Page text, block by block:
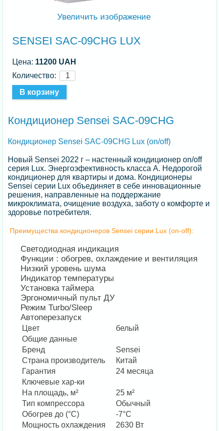
Увеличить изображение
SENSEI SAC-09CHG LUX
Цена: 11200 UAH
Количество:
Кондиционер Sensei SAC-09CHG
Кондиционер Sensei SAC-09CHG Lux (on/off)
Новый Sensei 2022 г – настенный кондиционер on/off
серия Lux. Энергоэфективность класса А. Недорогой
кондиционер для квартиры и дома. Кондиционеры
Sensei серии Lux объединяет в себе инновационные
решения, направленные на поддержание
микроклимата, очищение воздуха, заботу о комфорте и
здоровье потребителя.
Преимущества кондиционеров Sensei серии Lux (on-off):
Светодиодная индикация
Функции : обогрев, охлаждение и вентиляция
Низкий уровень шума
Индикатор температуры
Установка таймера
Эргономичный пульт ДУ
Режим Turbo/Sleep
Автоперезапуск
Цвет
белый
Общие данные
Бренд
Sensei
Страна производитель
Китай
Гарантия
24 месяца
Ключевые хар-ки
На площадь, м²
25 м²
Тип компрессора
Обычный
Обогрев до (°С)
-7°С
Мощность охлаждения
2630 Вт